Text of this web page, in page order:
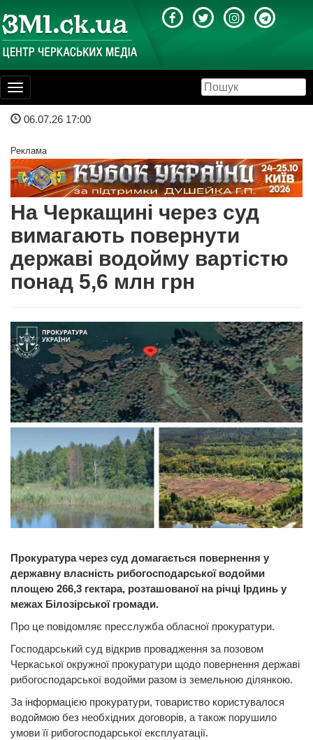
Toggle
navigation
06.07.26 17:00
Реклама
На Черкащині через суд
вимагають повернути
державі водойму вартістю
понад 5,6 млн грн
Прокуратура через суд домагається повернення у
державну власність рибогосподарської водойми
площею 266,3 гектара, розташованої на річці Ірдинь у
межах Білозірської громади.
Про це повідомляє пресслужба обласної прокуратури.
Господарський суд відкрив провадження за позовом
Черкаської окружної прокуратури щодо повернення державі
рибогосподарської водойми разом із земельною ділянкою.
За інформацією прокуратури, товариство користувалося
водоймою без необхідних договорів, а також порушило
умови її рибогосподарської експлуатації.